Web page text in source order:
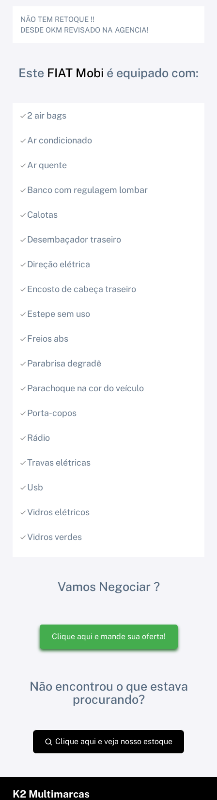
NÃO TEM RETOQUE !!
DESDE OKM REVISADO NA AGENCIA!
Este FIAT Mobi é equipado com:
2 air bags
Ar condicionado
Ar quente
Banco com regulagem lombar
Calotas
Desembaçador traseiro
Direção elétrica
Encosto de cabeça traseiro
Estepe sem uso
Freios abs
Parabrisa degradê
Parachoque na cor do veículo
Porta-copos
Rádio
Travas elétricas
Usb
Vidros elétricos
Vidros verdes
Vamos Negociar ?
Clique aqui e mande sua oferta!
Não encontrou o que estava
procurando?
Clique aqui e veja nosso estoque
K2 Multimarcas